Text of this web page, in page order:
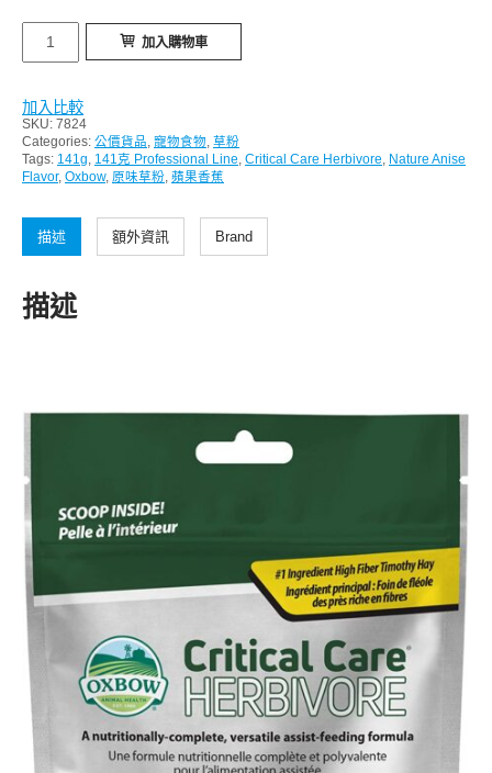
Oxbow
蘋
香
蕉
味
Critical
Herbivore
Banana
141G
數
加入購物車
加入比較
SKU: 7824
Categories: 公價貨品 寵物食物 草粉
Tags: 141g 141克 Professional Line Critical Care Herbivore
Nature Anise
Flavor, Oxbow, 原味草粉 蘋果香蕉
描述 額外資訊 Brand
描述